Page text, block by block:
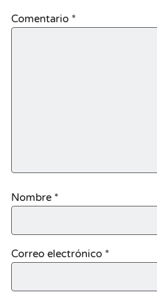
Comentario *
Nombre *
Correo electrónico *